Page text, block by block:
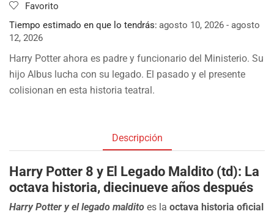
Favorito
Tiempo estimado en que lo tendrás: agosto 10, 2026 - agosto
12, 2026
Harry Potter ahora es padre y funcionario del Ministerio. Su
hijo Albus lucha con su legado. El pasado y el presente
colisionan en esta historia teatral.
Descripción
Harry Potter 8 y El Legado Maldito (td): La
octava historia, diecinueve años después
Harry Potter y el legado maldito es la octava historia oficial